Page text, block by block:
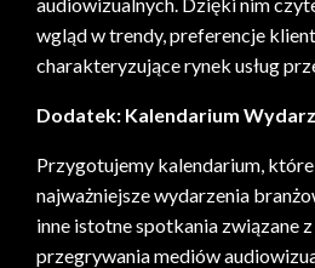
wgląd w trendy, preferencje
charakteryzujące rynek usług
Dodatek: Kalendarium
Przygotujemy kalendarium,
najważniejsze wydarzenia
inne istotne spotkania związane
przegrywania mediów